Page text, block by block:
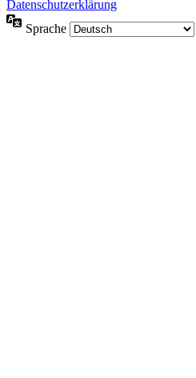
Datenschutzerklärung
Sprache